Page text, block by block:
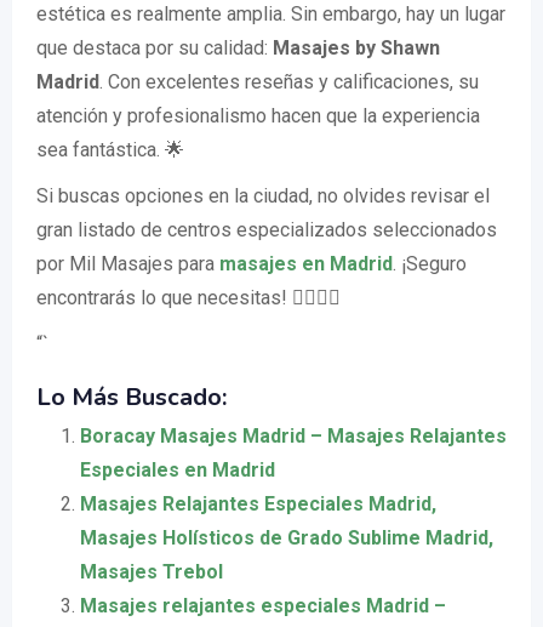
estética es realmente amplia. Sin embargo, hay un lugar
que destaca por su calidad: Masajes by Shawn
Madrid. Con excelentes reseñas y calificaciones, su
atención y profesionalismo hacen que la experiencia
sea fantástica. 🌟
Si buscas opciones en la ciudad, no olvides revisar el
gran listado de centros especializados seleccionados
por Mil Masajes para masajes en Madrid. ¡Seguro
encontrarás lo que necesitas! 💆‍♂️💆‍♀️
“`
Lo Más Buscado:
Boracay Masajes Madrid – Masajes Relajantes
Especiales en Madrid
Masajes Relajantes Especiales Madrid,
Masajes Holísticos de Grado Sublime Madrid,
Masajes Trebol
Masajes relajantes especiales Madrid –